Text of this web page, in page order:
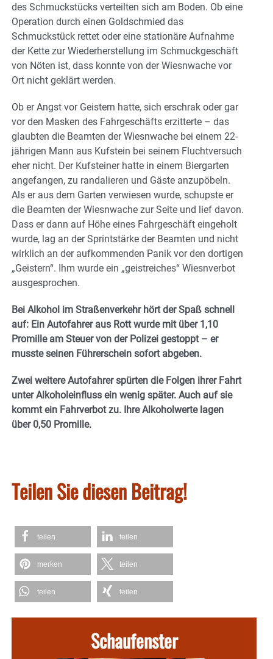
des Schmuckstücks verteilten sich am Boden. Ob eine
Operation durch einen Goldschmied das
Schmuckstück rettet oder eine stationäre Aufnahme
der Kette zur Wiederherstellung im Schmuckgeschäft
von Nöten ist, dass konnte von der Wiesnwache vor
Ort nicht geklärt werden.
Ob er Angst vor Geistern hatte, sich erschrak oder gar
vor den Masken des Fahrgeschäfts erzitterte – das
glaubten die Beamten der Wiesnwache bei einem 22-
jährigen Mann aus Kufstein bei seinem Fluchtversuch
eher nicht. Der Kufsteiner hatte in einem Biergarten
angefangen, zu randalieren und Gäste anzupöbeln.
Als er aus dem Garten verwiesen wurde, schupste er
die Beamten der Wiesnwache zur Seite und lief davon.
Dass er dann auf Höhe eines Fahrgeschäft eingeholt
wurde, lag an der Sprintstärke der Beamten und nicht
wirklich an der aufkommenden Panik vor den dortigen
„Geistern“. Ihm wurde ein „geistreiches“ Wiesnverbot
ausgesprochen.
Bei Alkohol im Straßenverkehr hört der Spaß schnell
auf: Ein Autofahrer aus Rott wurde mit über 1,10
Promille am Steuer von der Polizei gestoppt – er
musste seinen Führerschein sofort abgeben.
Zwei weitere Autofahrer spürten die Folgen ihrer Fahrt
unter Alkoholeinfluss ein wenig später. Auch auf sie
kommt ein Fahrverbot zu. Ihre Alkoholwerte lagen
über 0,50 Promille.
Teilen Sie diesen Beitrag!
teilen teilen
merken teilen
teilen teilen
Schaufenster